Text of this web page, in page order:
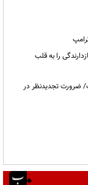
را به قلب
ضرورت تجدیدنظر در